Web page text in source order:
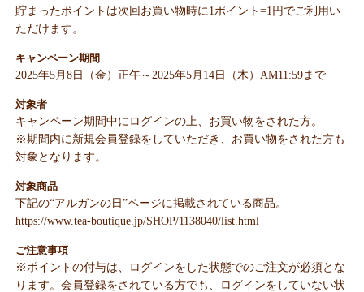
貯まったポイントは次回お買い物時に1ポイント=1円でご利用い
ただけます。
キャンペーン期間
2025年5月8日（金）正午～2025年5月14日（木）AM11:59まで
対象者
キャンペーン期間中にログインの上、お買い物をされた方。
※期間内に新規会員登録をしていただき、お買い物をされた方も
対象となります。
対象商品
下記の“アルガンの日”ページに掲載されている商品。
https://www.tea-boutique.jp/SHOP/1138040/list.html
ご注意事項
※ポイントの付与は、ログインをした状態でのご注文が必須とな
ります。会員登録をされている方でも、ログインをしていない状